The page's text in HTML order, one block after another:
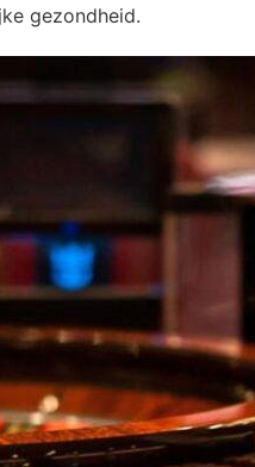
gezondheid.